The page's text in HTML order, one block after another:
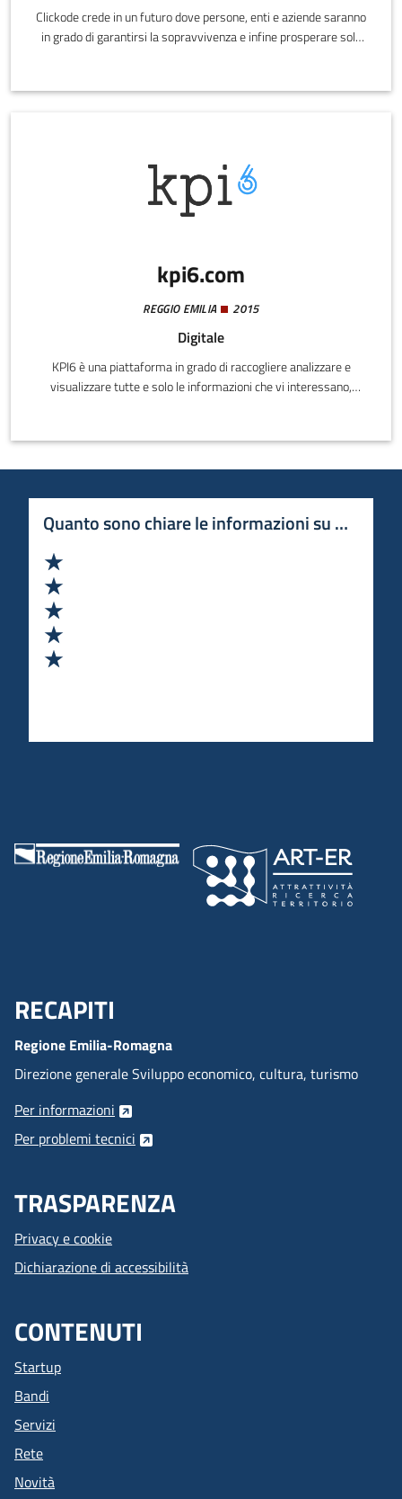
Clickode crede in un futuro dove persone, enti e aziende saranno
in grado di garantirsi la sopravvivenza e infine prosperare solo
dalla salute personale ai grandi business transnazionali.
kpi6.com
REGGIO EMILIA 2015
Digitale
KPI6 è una piattaforma in grado di raccogliere analizzare e
visualizzare tutte e solo le informazioni che vi interessano,
Quanto sono chiare le informazioni su questa
Menu Footer
RECAPITI
Regione Emilia-Romagna
Direzione generale Sviluppo economico, cultura, turismo
Per informazioni
Per problemi tecnici
TRASPARENZA
Privacy e cookie
Dichiarazione di accessibilità
CONTENUTI
Startup
Bandi
Servizi
Rete
Novità